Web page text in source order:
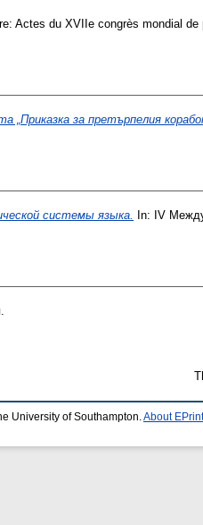
Actes du XVIIe congrès mondial
за претърпелия
системы языка.
In: IV
University of Southampton. About